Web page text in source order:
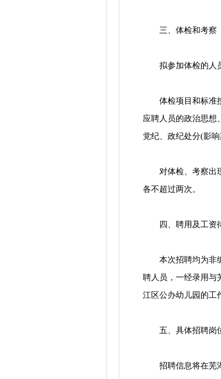
三、体检和考察
拟参加体检的人员
体检项目和标准按
应聘人员的政治思想
党纪、政纪处分(影
对体检、考察出现
各不超过两次。
四、聘用及工资
本次招聘均为非编
聘人员，一经录用与
江区公办幼儿园的工
五、具体招聘岗位
招聘信息将在芜湖